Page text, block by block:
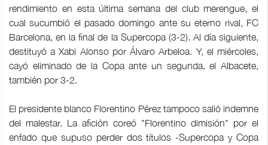
rendimiento en esta última semana del club merengue, el
cual sucumbió el pasado domingo ante su eterno rival, FC
Barcelona, en la final de la Supercopa (3-2). Al día siguiente,
destituyó a Xabi Alonso por Álvaro Arbeloa. Y, el miércoles,
cayó eliminado de la Copa ante un segunda, el Albacete,
también por 3-2.
El presidente blanco Florentino Pérez tampoco salió indemne
del malestar. La afición coreó "Florentino dimisión" por el
enfado que supuso perder dos títulos -Supercopa y Copa